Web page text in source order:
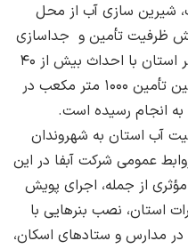
شیرین سازی آب از محل
ظرفیت تأمین و جداسازی
آب شرب از بهداشت که در چند شهر استان با احداث بیش از ۴۰
ایستگاه برداشت آب شرب و هم چنین تأمین ۱۰۰۰ متر مکعب در
انجام رسیده است.
آب استان به شهروندان
عمومی شرکت آبفا در این
از جمله، اجرای پویش
استان، نصب بنرهایی با
مدارس و ستادهای اسکان،